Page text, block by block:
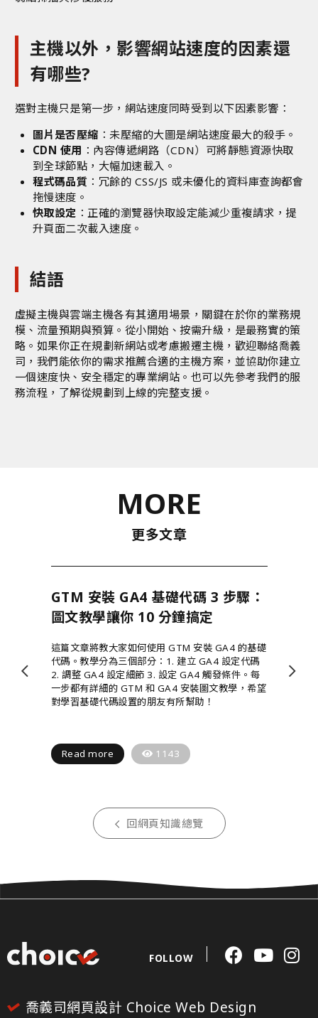
主機以外，影響網站速度的因素還
有哪些?
選對主機只是第一步，網站速度同時受到以下因素影響：
圖片是否壓縮 ：未壓縮的大圖是網站速度最大的殺手。
CDN 使用 ：內容傳遞網路（CDN）可將靜態資源快取
到全球節點，大幅加速載入。
程式碼品質 ：冗餘的 CSS/JS 或未優化的資料庫查詢都會
拖慢速度。
快取設定 ：正確的瀏覽器快取設定能減少重複請求，提
升頁面二次載入速度。
結語
虛擬主機與雲端主機各有其適用場景，關鍵在於你的業務規
模、流量預期與預算。從小開始、按需升級，是最務實的策
略。如果你正在規劃新網站或考慮搬遷主機，歡迎聯絡喬義
司 ，我們能依你的需求推薦合適的主機方案，並協助你建立
一個速度快、安全穩定的專業網站。也可以先參考我們的服
務流程 ，了解從規劃到上線的完整支援。
MORE
更多文章
GTM 安裝 GA4 基礎代碼 3 步驟：
圖文教學讓你 10 分鐘搞定
這篇文章將教大家如何使用 GTM 安裝 GA4 的基礎
代碼。教學分為三個部分：1. 建立 GA4 設定代碼
2. 調整 GA4 設定細節 3. 設定 GA4 觸發條件。每
一步都有詳細的 GTM 和 GA4 安裝圖文教學，希望
對學習基礎代碼設置的朋友有所幫助！
Read more 1143
回網頁知識總覽
FOLLOW
喬義司網頁設計 Choice Web Design